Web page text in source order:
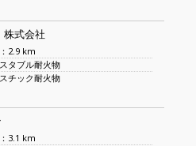
株式会社
2.9 km
タブル耐火物
チック耐火物
3.1 km